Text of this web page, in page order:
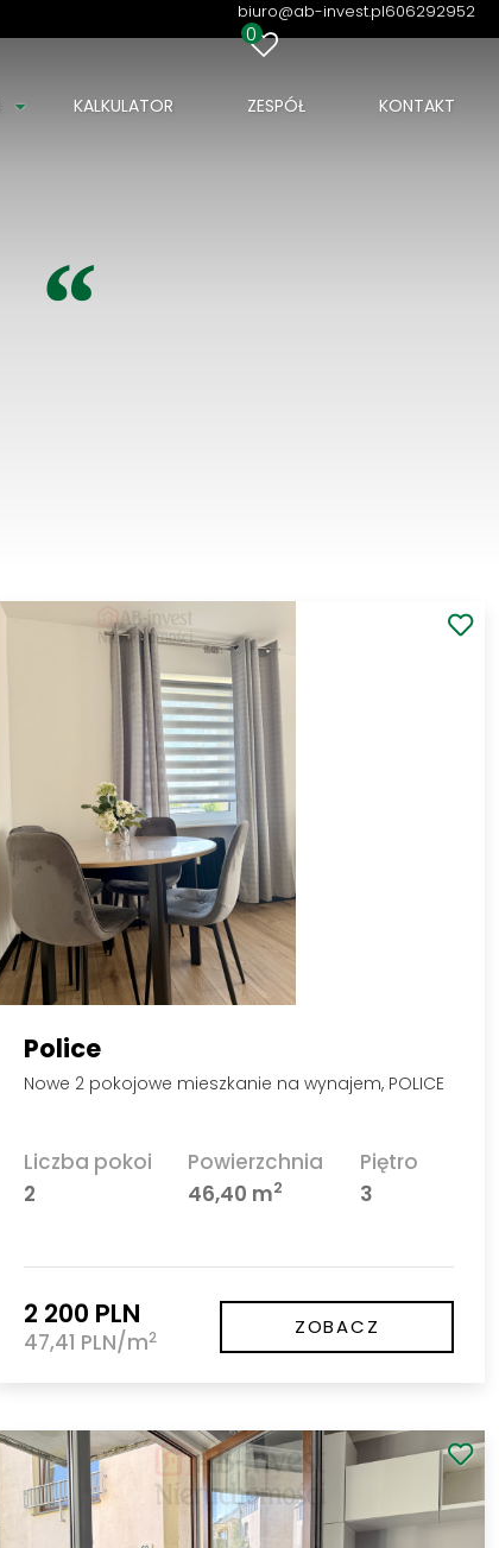
biuro@ab-invest.pl606292952
0
KALKULATOR ZESPÓŁ KONTAKT
Police
Nowe 2 pokojowe mieszkanie na wynajem, POLICE
Liczba pokoi
2
Powierzchnia
46,40 m2
Piętro
3
2 200 PLN
47,41 PLN/m2 ZOBACZ